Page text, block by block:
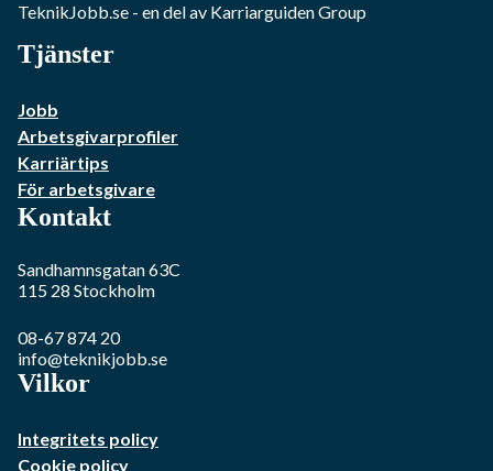
TeknikJobb.se - en del av Karriarguiden Group
Tjänster
Jobb
Arbetsgivarprofiler
Karriärtips
För arbetsgivare
Kontakt
Sandhamnsgatan 63C
115 28 Stockholm
08-67 874 20
info@teknikjobb.se
Vilkor
Integritets policy
Cookie policy